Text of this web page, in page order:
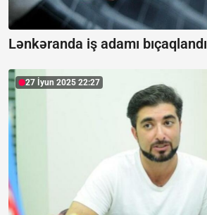
Lənkəranda iş adamı bıçaqlandı
27 İyun 2025 22:27